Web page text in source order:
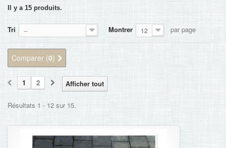
Il y a 15 produits.
Tri -- Montrer 12 par page
Comparer (0)
Afficher tout
1 2
Résultats 1 - 12 sur 15.